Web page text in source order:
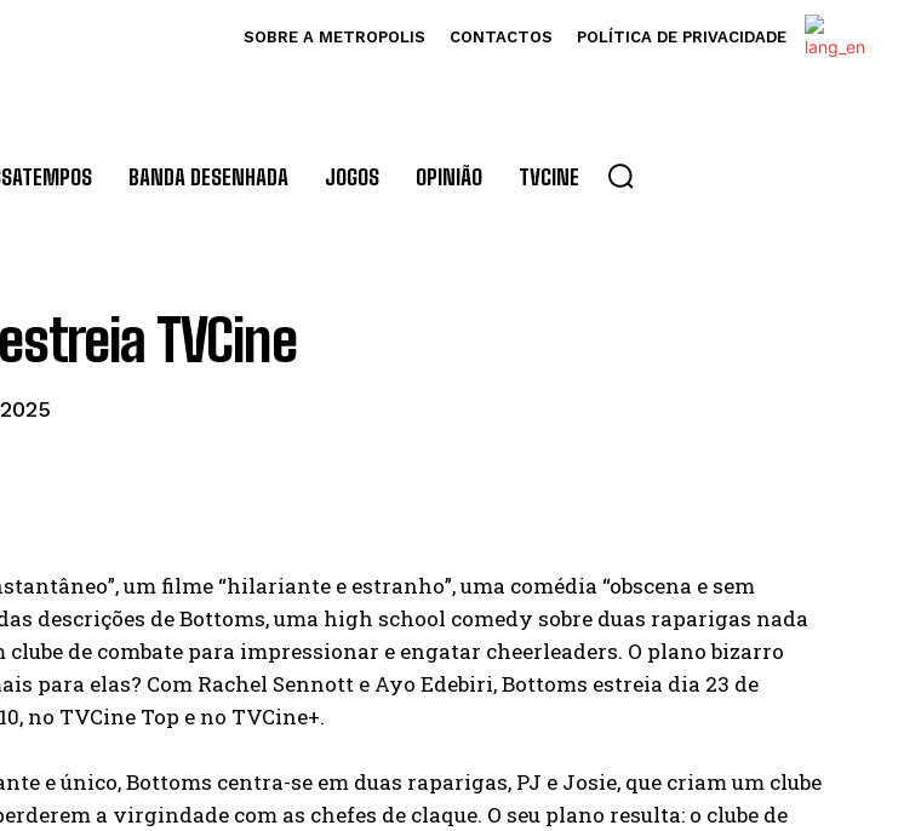
SOBRE A METROPOLIS CONTACTOS POLÍTICA DE PRIVACIDADE
BANDA DESENHADA JOGOS OPINIÃO TVCINE
TVCine
um filme “hilariante e estranho”, uma comédia “obscena e sem
descrições de Bottoms, uma high school comedy sobre duas raparigas nada
de combate para impressionar e engatar cheerleaders. O plano bizarro
para elas? Com Rachel Sennott e Ayo Edebiri, Bottoms estreia dia 23 de
no TVCine Top e no TVCine+.
e único, Bottoms centra-se em duas raparigas, PJ e Josie, que criam um clube
a virgindade com as chefes de claque. O seu plano resulta: o clube de